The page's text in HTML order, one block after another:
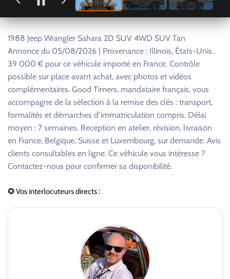
1988 Jeep Wrangler Sahara 2D SUV 4WD SUV Tan
Annonce du 05/08/2026 | Provenance : Illinois, États-Unis.
39 000 € pour ce véhicule importé en France. Contrôle
possible sur place avant achat, avec photos et vidéos
complémentaires. Good Timers, mandataire français, vous
accompagne de la sélection à la remise des clés : transport,
formalités et démarches d’immatriculation compris. Délai
moyen : 7 semaines. Reception en atelier, révision, livraison
en France, Belgique, Suisse et Luxembourg, sur demande. Avis
clients consultables en ligne. Ce véhicule vous intéresse ?
Contactez-nous pour confirmer sa disponibilité.
✪ Vos interlocuteurs directs :